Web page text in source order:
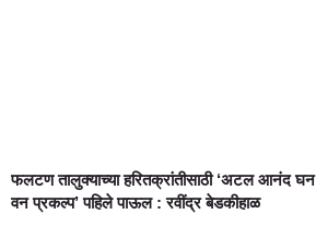
फलटण तालुक्याच्या हरितक्रांतीसाठी ‘अटल आनंद घन
वन प्रकल्प’ पहिले पाऊल : रवींद्र बेडकीहाळ